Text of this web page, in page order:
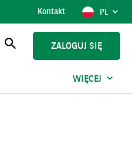
Kontakt
POKAŻ
JĘZYK
PL POLSKI
Otwórz
ZALOGUJ SIĘ
WIĘCEJ